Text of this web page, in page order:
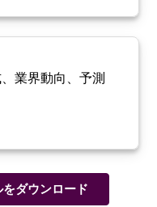
業界動向、予測
ダウンロード